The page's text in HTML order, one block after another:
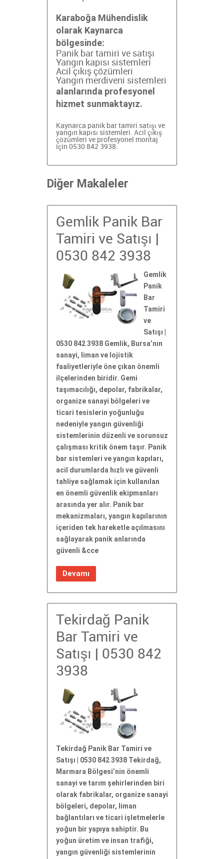
Karaboğa Mühendislik
olarak Kaynarca
bölgesinde:
Panik bar tamiri ve satışı
Yangın kapısı sistemleri
Acil çıkış çözümleri
Yangın merdiveni sistemleri
alanlarında profesyonel
hizmet sunmaktayız.
Kaynarca panik bar tamiri satışı ve
yangın kapısı sistemleri. Acil çıkış
çözümleri ve profesyonel montaj
için 0530 842 3938.
Diğer Makaleler
Gemlik Panik Bar
Tamiri ve Satışı |
0530 842 3938
Gemlik
Panik
Bar
Tamiri
ve
Satışı |
0530 842 3938 Gemlik, Bursa’nın
sanayi, liman ve lojistik
faaliyetleriyle öne çıkan önemli
ilçelerinden biridir. Gemi
taşımacılığı, depolar, fabrikalar,
organize sanayi bölgeleri ve
ticari tesislerin yoğunluğu
nedeniyle yangın güvenliği
sistemlerinin düzenli ve sorunsuz
çalışması kritik önem taşır. Panik
bar sistemleri ve yangın kapıları,
acil durumlarda hızlı ve güvenli
tahliye sağlamak için kullanılan
en önemli güvenlik ekipmanları
arasında yer alır. Panik bar
mekanizmaları, yangın kapılarının
içeriden tek hareketle açılmasını
sağlayarak panik anlarında
güvenli &cce
Devamı
Tekirdağ Panik
Bar Tamiri ve
Satışı | 0530 842
3938
Tekirdağ Panik Bar Tamiri ve
Satışı | 0530 842 3938 Tekirdağ,
Marmara Bölgesi’nin önemli
sanayi ve tarım şehirlerinden biri
olarak fabrikalar, organize sanayi
bölgeleri, depolar, liman
bağlantıları ve ticari işletmelerle
yoğun bir yapıya sahiptir. Bu
yoğun üretim ve insan trafiği,
yangın güvenliği sistemlerinin